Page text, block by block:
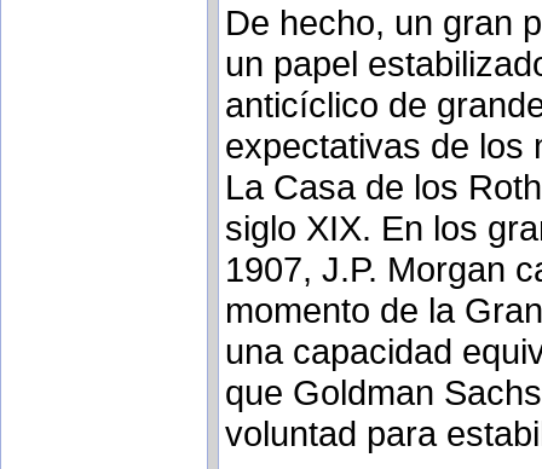
De hecho, un gran
un papel
anticíclico de
expectativas de los
La Casa de los
siglo XIX. En los
1907, J.P. Morgan
momento de la
una capacidad
que Goldman
voluntad para